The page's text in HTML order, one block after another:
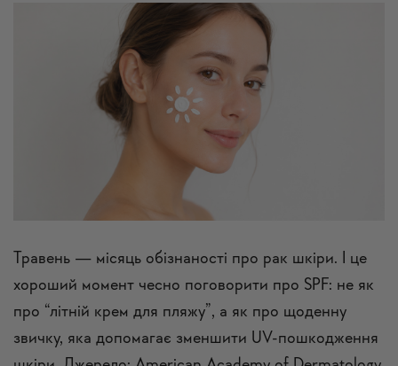
Травень — місяць обізнаності про рак шкіри. І це
хороший момент чесно поговорити про SPF: не як
про “літній крем для пляжу”, а як про щоденну
звичку, яка допомагає зменшити UV-пошкодження